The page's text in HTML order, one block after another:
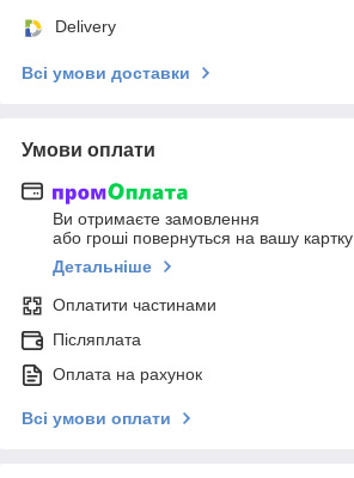
Delivery
Всі умови доставки
Умови оплати
Ви отримаєте замовлення
або гроші повернуться на вашу картку
Детальніше
Оплатити частинами
Післяплата
Оплата на рахунок
Всі умови оплати